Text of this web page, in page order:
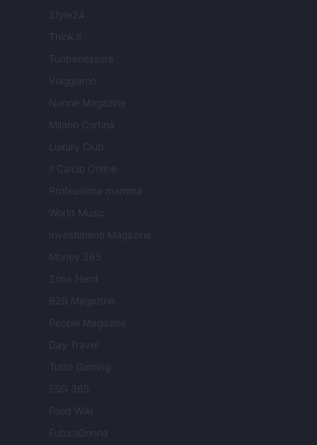
Style24
Think.it
Tuobenessere
Viaggiamo
Nonne Magazine
Milano Cortina
Luxury Club
Il Calcio Online
Professione mamma
World Music
Investimenti Magazine
Money 365
Zona Nerd
B2B Magazine
People Magazine
Day Travel
Tutto Gaming
ESG 365
Food Wiki
FuturoDonna